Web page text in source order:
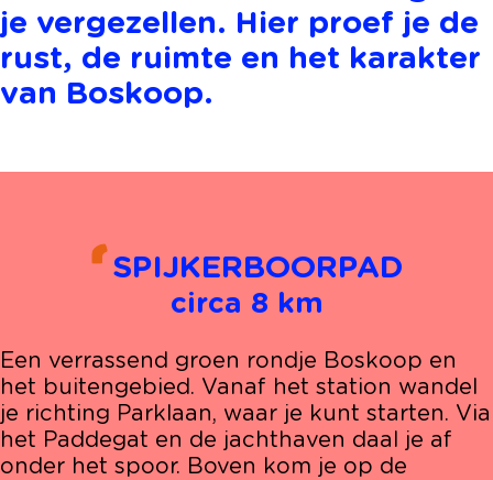
je vergezellen. Hier proef je de
rust, de ruimte en het karakter
van Boskoop.
SPIJKERBOORPAD
circa 8 km
Een verrassend groen rondje Boskoop en
het buitengebied. Vanaf het station wandel
je richting Parklaan, waar je kunt starten. Via
het Paddegat en de jachthaven daal je af
onder het spoor. Boven kom je op de